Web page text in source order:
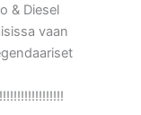
& Diesel
vaan